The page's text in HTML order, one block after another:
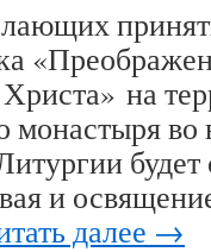
на
во
и
далее →